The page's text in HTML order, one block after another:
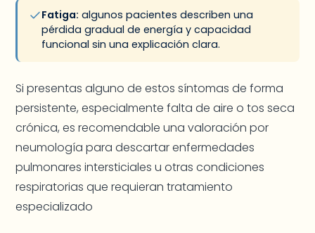
Fatiga: algunos pacientes describen una
pérdida gradual de energía y capacidad
funcional sin una explicación clara.
Si presentas alguno de estos síntomas de forma
persistente, especialmente falta de aire o tos seca
crónica, es recomendable una valoración por
neumología para descartar enfermedades
pulmonares intersticiales u otras condiciones
respiratorias que requieran tratamiento
especializado